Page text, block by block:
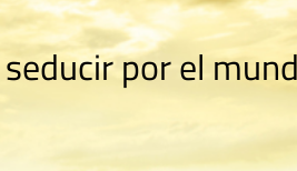
por el